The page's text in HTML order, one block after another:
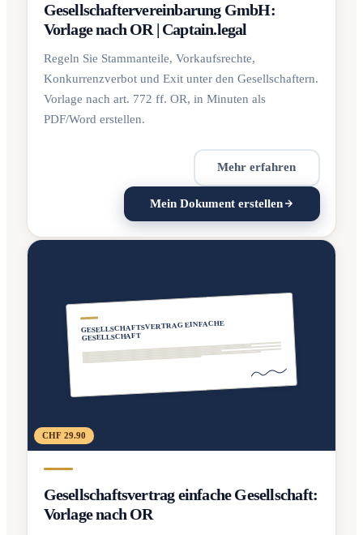
Gesellschaftervereinbarung GmbH:
Vorlage nach OR | Captain.legal
Regeln Sie Stammanteile, Vorkaufsrechte,
Konkurrenzverbot und Exit unter den Gesellschaftern.
Vorlage nach art. 772 ff. OR, in Minuten als
PDF/Word erstellen.
Mehr erfahren
Mein Dokument erstellen
GESELLSCHAFTSVERTRAG EINFACHE
GESELLSCHAFT
CHF 29.90
Gesellschaftsvertrag einfache Gesellschaft:
Vorlage nach OR